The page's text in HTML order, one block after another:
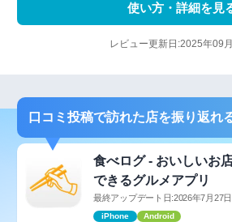
使い方・詳細を見
レビュー更新日:2025年09
口コミ投稿で訪れた店を振り返れ
食べログ - おいしいお
できるグルメアプリ
最終アップデート日:2026年7月27日
iPhone Android